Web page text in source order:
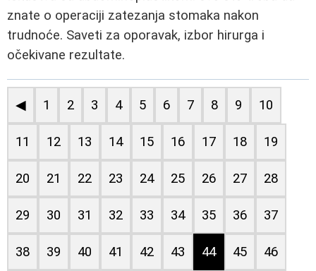
znate o operaciji zatezanja stomaka nakon
trudnoće. Saveti za oporavak, izbor hirurga i
očekivane rezultate.
◀ 1 2 3 4 5 6 7 8 9 10
11 12 13 14 15 16 17 18 19
20 21 22 23 24 25 26 27 28
29 30 31 32 33 34 35 36 37
38 39 40 41 42 43 44 45 46